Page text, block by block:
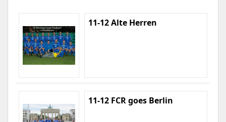
11-12 Alte Herren
11-12 FCR goes Berlin